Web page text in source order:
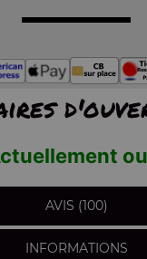
AVIS (100)
INFORMATIONS